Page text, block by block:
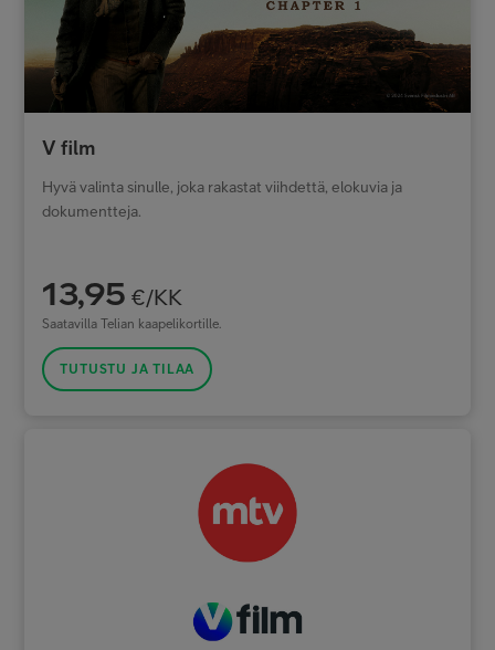
V film
Hyvä valinta sinulle, joka rakastat viihdettä, elokuvia ja
dokumentteja.
13,95 €/KK
Saatavilla Telian kaapelikortille.
TUTUSTU JA TILAA